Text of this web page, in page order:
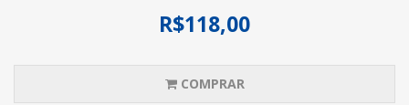
R$118,00
COMPRAR